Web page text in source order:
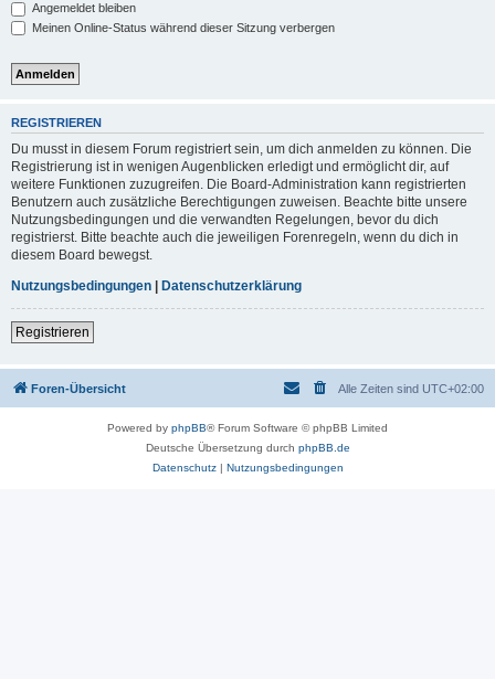
Angemeldet bleiben
Meinen Online-Status während dieser Sitzung verbergen
REGISTRIEREN
Du musst in diesem Forum registriert sein, um dich anmelden zu können. Die
Registrierung ist in wenigen Augenblicken erledigt und ermöglicht dir, auf
weitere Funktionen zuzugreifen. Die Board-Administration kann registrierten
Benutzern auch zusätzliche Berechtigungen zuweisen. Beachte bitte unsere
Nutzungsbedingungen und die verwandten Regelungen, bevor du dich
registrierst. Bitte beachte auch die jeweiligen Forenregeln, wenn du dich in
diesem Board bewegst.
Nutzungsbedingungen | Datenschutzerklärung
Registrieren
Foren-Übersicht Alle Zeiten sind UTC+02:00
Powered by phpBB® Forum Software © phpBB Limited
Deutsche Übersetzung durch phpBB.de
Datenschutz| Nutzungsbedingungen